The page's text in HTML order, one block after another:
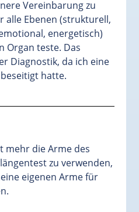
Vereinbarung zu
alle Ebenen (strukturell,
energetisch)
Organ teste. Das
Diagnostik, da ich eine
hatte.
mehr die Arme des
zu verwenden,
eigenen Arme für